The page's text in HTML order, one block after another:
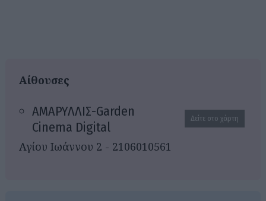
Αίθουσες
Δείτε στο χάρτη
ΑΜΑΡΥΛΛΙΣ-Garden
Cinema Digital
Αγίου Ιωάννου 2 - 2106010561